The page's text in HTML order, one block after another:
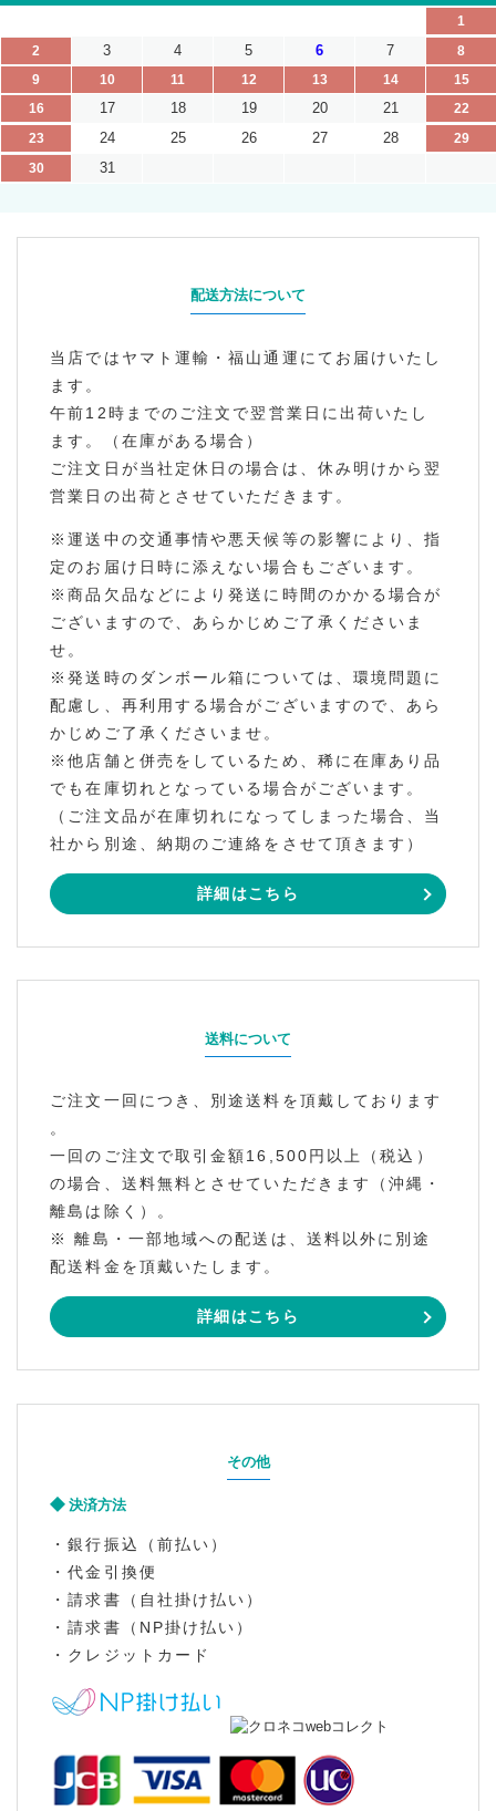
1
2
3 4 5 6 7
8
9
10 11 12 13 14
15
16
17 18 19 20 21
22
23
24 25 26 27 28
29
30
31
配送方法について
当店ではヤマト運輸・福山通運にてお届けいたし
ます。
午前12時までのご注文で翌営業日に出荷いたし
ます。（在庫がある場合）
ご注文日が当社定休日の場合は、休み明けから翌
営業日の出荷とさせていただきます。
※運送中の交通事情や悪天候等の影響により、指
定のお届け日時に添えない場合もございます。
※商品欠品などにより発送に時間のかかる場合が
ございますので、あらかじめご了承くださいま
せ。
※発送時のダンボール箱については、環境問題に
配慮し、再利用する場合がございますので、あら
かじめご了承くださいませ。
※他店舗と併売をしているため、稀に在庫あり品
でも在庫切れとなっている場合がございます。
（ご注文品が在庫切れになってしまった場合、当
社から別途、納期のご連絡をさせて頂きます）
詳細はこちら
送料について
ご注文一回につき、別途送料を頂戴しております
。
一回のご注文で取引金額16,500円以上（税込）
の場合、送料無料とさせていただきます（沖縄・
離島は除く）。
※ 離島・一部地域への配送は、送料以外に別途
配送料金を頂戴いたします。
詳細はこちら
その他
決済方法
・銀行振込（前払い）
・代金引換便
・請求書（自社掛け払い）
・請求書（NP掛け払い）
・クレジットカード